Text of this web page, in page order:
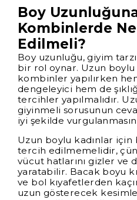
Boy
Kombinlerde
Edilmeli?
Boy uzunluğu, giyim
bir rol oynar. Uzun boylu
kombinler yapılırken
dengeleyici hem de
tercihler yapılmalıdır.
giyinmeli sorusunun
iyi şekilde
Uzun boylu kadınlar için
tercih edilmemelidir,
vücut hatlarını gizler ve
yaratabilir. Bacak boyu
ve bol kıyafetlerden
uzun gösterecek